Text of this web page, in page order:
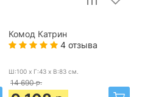
Комод Катрин
4 отзыва
Ш:100 x Г:43 x В:83 см.
14 690 р.